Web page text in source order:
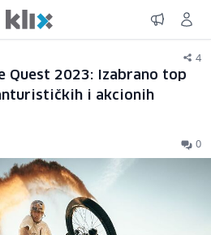
4
Quest 2023: Izabrano top
i akcionih
0